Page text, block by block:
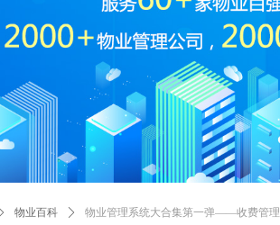
物业百科 ꄲ 物业管理系统大合集第一弹——收费管理